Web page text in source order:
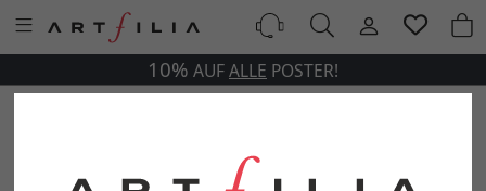
10% AUFALLE POSTER!